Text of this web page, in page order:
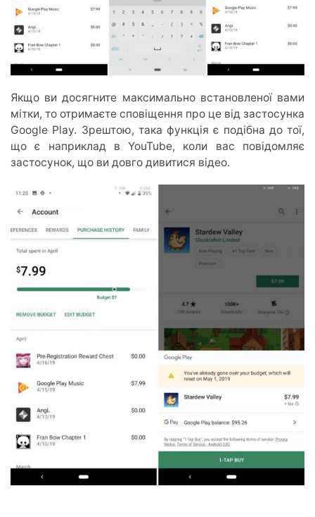
Якщо ви досягните максимально встановленої вами
мітки, то отримаєте сповіщення про це від застосунка
Google Play. Зрештою, така функція є подібна до тої,
що є наприклад в YouTube, коли вас повідомляє
застосунок, що ви довго дивитися відео.